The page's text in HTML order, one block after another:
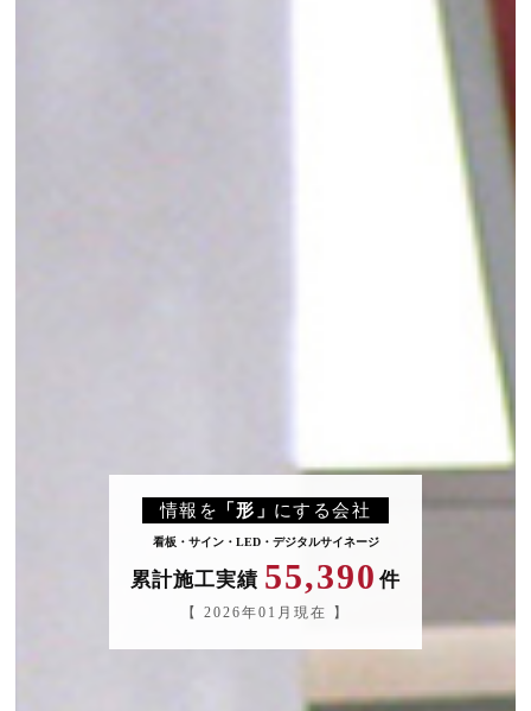
情報 を 「形 」 にする会社
看板・サイン・LED・デジタルサイネージ
累計施工実績 55,390 件
【 2026年01月現在 】